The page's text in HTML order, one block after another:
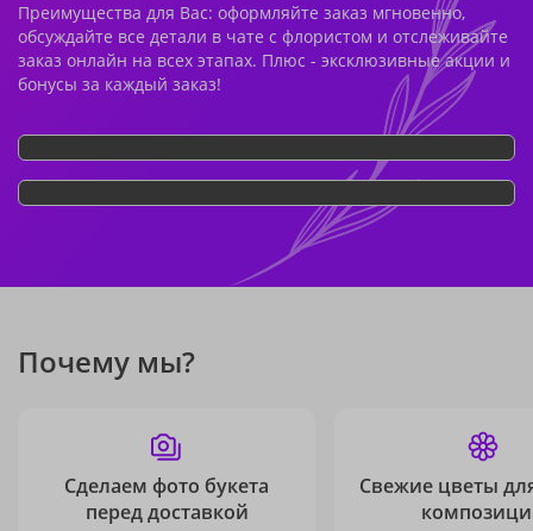
Преимущества для Вас: оформляйте заказ мгновенно,
обсуждайте все детали в чате с флористом и отслеживайте
заказ онлайн на всех этапах. Плюс - эксклюзивные акции и
бонусы за каждый заказ!
Почему мы?
Сделаем фото букета
перед доставкой
Свежие цветы